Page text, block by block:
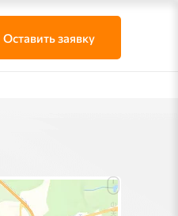
Оставить заявку